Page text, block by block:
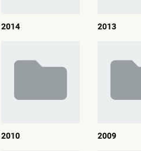
2014 2013
2010 2009